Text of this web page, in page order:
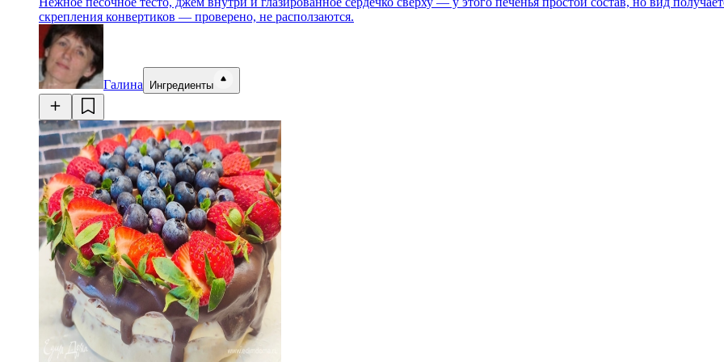
скрепления конвертиков — проверено, не расползаются.
Галина Ингредиенты